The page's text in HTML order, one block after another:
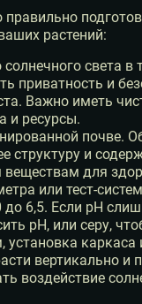
растений:
света в
приватность и
Важно иметь
и ресурсы.
почве.
структуру и
для
или тест-
до 6,5. Если рН
рН, или серу,
установка
вертикально и
воздействие